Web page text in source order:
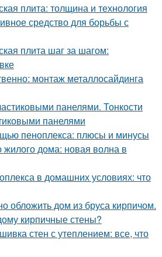
плита: толщина и технология
средство для борьбы с
плита шаг за шагом:
монтаж металлосайдинга
панелями. Тонкости
панелями
пеноплекса: плюсы и минусы
жилого дома: новая волна в
в домашних условиях: что
обложить дом из бруса кирпичом.
кирпичные стены?
стен с утеплением: все, что